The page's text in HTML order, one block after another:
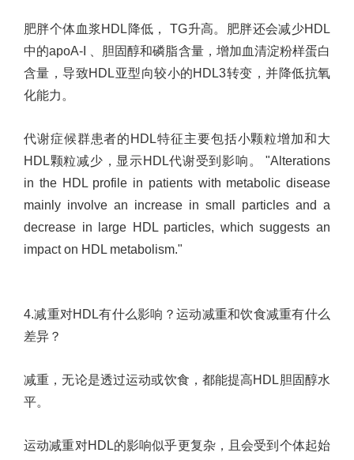
肥胖个体血浆 HDL 降低， TG升高。肥胖还会减少HDL
中的apoA-I
、胆固醇和磷脂含量，增加血清淀粉样蛋白
含量，导致HDL亚型向较小的HDL3转变，并降低抗氧
化能力。
代谢症候群患者的 HDL特征主要包括小颗粒增加和大
HDL颗粒减少，显示HDL代谢受到影响。
"Alterations
in the HDL profile in patients with metabolic disease
mainly involve an increase in small particles and a
decrease in large HDL particles, which suggests an
impact on HDL metabolism."
4.减重对HDL有什么影响？运动减重和饮食减重有什么
差异？
减重，无论是透过运动或饮食，都能提高HDL胆固醇水
平。
运动减重对HDL的影响似乎更复杂，且会受到个体起始